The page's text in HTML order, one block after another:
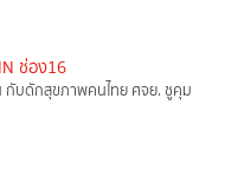
ช่อง16
กับดักสุขภาพคนไทย ศจย. ชูคุม